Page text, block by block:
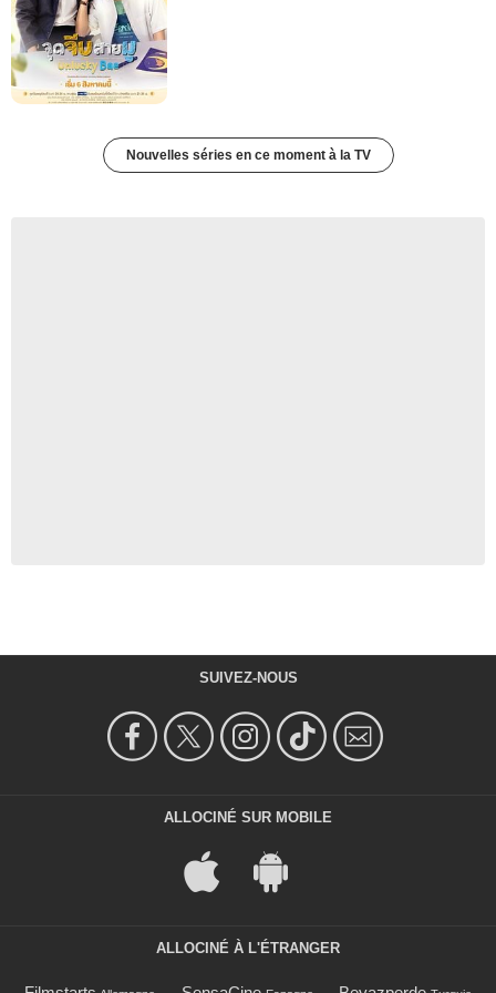
Nouvelles séries en ce moment à la TV
SUIVEZ-NOUS
ALLOCINÉ SUR MOBILE
ALLOCINÉ À L'ÉTRANGER